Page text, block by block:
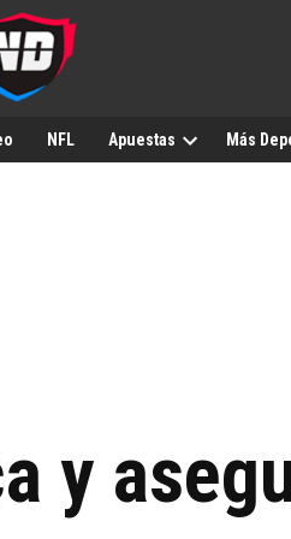
NFL Apuestas Más
y